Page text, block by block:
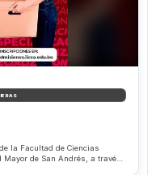
la Facultad de Ciencias
de San Andrés, a través